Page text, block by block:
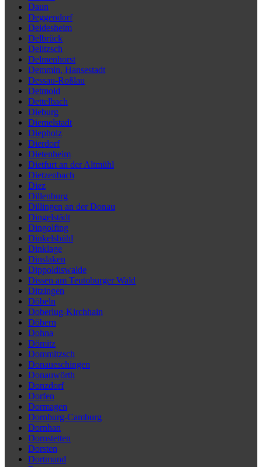
Daun
Deggendorf
Deidesheim
Delbrück
Delitzsch
Delmenhorst
Demmin, Hansestadt
Dessau-Roßlau
Detmold
Dettelbach
Dieburg
Diemelstadt
Diepholz
Dierdorf
Dietenheim
Dietfurt an der Altmühl
Dietzenbach
Diez
Dillenburg
Dillingen an der Donau
Dingelstädt
Dingolfing
Dinkelsbühl
Dinklage
Dinslaken
Dippoldiswalde
Dissen am Teutoburger Wald
Ditzingen
Döbeln
Doberlug-Kirchhain
Döbern
Dohna
Dömitz
Dommitzsch
Donaueschingen
Donauwörth
Donzdorf
Dorfen
Dormagen
Dornburg-Camburg
Dornhan
Dornstetten
Dorsten
Dortmund